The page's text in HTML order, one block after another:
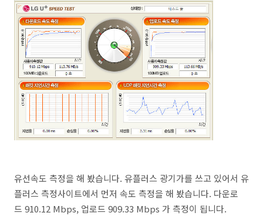
유선속도 측정을 해 봤습니다. 유플러스 광기가를 쓰고 있어서 유
플러스 측정사이트에서 먼저 속도 측정을 해 봤습니다. 다운로
드 910.12 Mbps, 업로드 909.33 Mbps 가 측정이 됩니다.